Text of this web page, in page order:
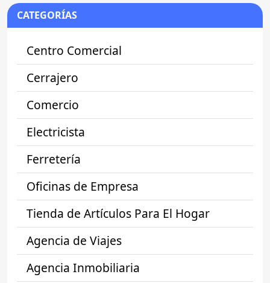
CATEGORÍAS
Centro Comercial
Cerrajero
Comercio
Electricista
Ferretería
Oficinas de Empresa
Tienda de Artículos Para El Hogar
Agencia de Viajes
Agencia Inmobiliaria